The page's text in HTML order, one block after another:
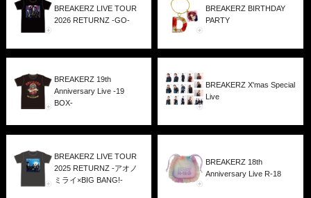
BREAKERZ LIVE TOUR
2026 RETURNZ -GO-
BREAKERZ BIRTHDAY
PARTY
BREAKERZ 19th
Anniversary Live -19
BOX-
BREAKERZ X'mas Special
Live
BREAKERZ LIVE TOUR
2025 RETURNZ -アオノ
ミライ×BIG BANG!-
BREAKERZ 18th
Anniversary Live R-18